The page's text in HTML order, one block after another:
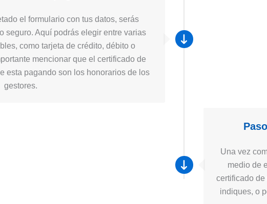
el formulario con tus datos, serás
seguro. Aquí podrás elegir entre varias
como tarjeta de crédito, débito o
mencionar que el certificado de
esta pagando son los honorarios de los
gestores.
Una vez
medio de
certificado
indiques, o